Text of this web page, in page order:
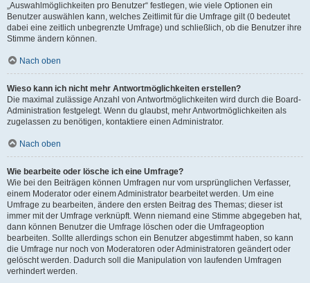
„Auswahlmöglichkeiten pro Benutzer“ festlegen, wie viele Optionen ein
Benutzer auswählen kann, welches Zeitlimit für die Umfrage gilt (0 bedeutet
dabei eine zeitlich unbegrenzte Umfrage) und schließlich, ob die Benutzer ihre
Stimme ändern können.
Nach oben
Wieso kann ich nicht mehr Antwortmöglichkeiten erstellen?
Die maximal zulässige Anzahl von Antwortmöglichkeiten wird durch die Board-
Administration festgelegt. Wenn du glaubst, mehr Antwortmöglichkeiten als
zugelassen zu benötigen, kontaktiere einen Administrator.
Nach oben
Wie bearbeite oder lösche ich eine Umfrage?
Wie bei den Beiträgen können Umfragen nur vom ursprünglichen Verfasser,
einem Moderator oder einem Administrator bearbeitet werden. Um eine
Umfrage zu bearbeiten, ändere den ersten Beitrag des Themas; dieser ist
immer mit der Umfrage verknüpft. Wenn niemand eine Stimme abgegeben hat,
dann können Benutzer die Umfrage löschen oder die Umfrageoption
bearbeiten. Sollte allerdings schon ein Benutzer abgestimmt haben, so kann
die Umfrage nur noch von Moderatoren oder Administratoren geändert oder
gelöscht werden. Dadurch soll die Manipulation von laufenden Umfragen
verhindert werden.